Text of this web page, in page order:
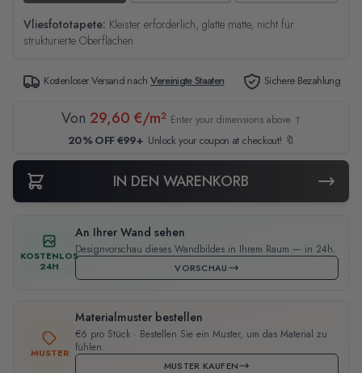
Vliesfototapete: Kleister erforderlich, glatte matte, nicht für
strukturierte Oberflächen
Kostenloser Versand nachVereinigte Staaten Sichere Bezahlung
Von 29,60 €/m² Enter your dimensions above ↑
20% OFF €99+ Unlock your coupon at checkout! 🔖
IN DEN WARENKORB
KOSTENLOS
24H
An Ihrer Wand sehen
Designvorschau dieses Wandbildes in Ihrem Raum — in 24h.
VORSCHAU
MUSTER
Materialmuster bestellen
€6 pro Stück · Bestellen Sie ein Muster, um das Material zu
fühlen.
MUSTER KAUFEN